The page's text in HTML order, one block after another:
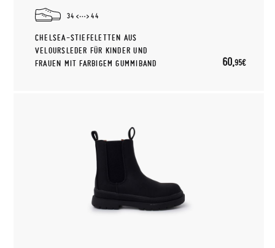
34 44
CHELSEA-STIEFELETTEN AUS
VELOURSLEDER FÜR KINDER UND
FRAUEN MIT FARBIGEM GUMMIBAND
60,95€